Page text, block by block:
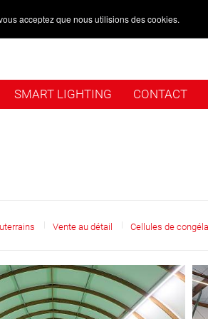
SMART LIGHTING CONTACT
Vente au détail Cellules de
acceptez que nous utilisions des cookies.